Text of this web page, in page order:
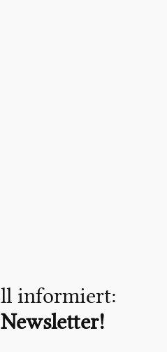
informiert: